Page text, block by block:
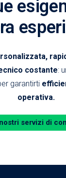
costante:
garantirti
operativa.
servizi di